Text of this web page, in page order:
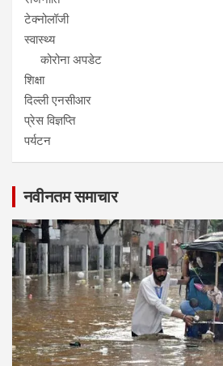
टेक्नोलॉजी
स्वास्थ्य
कोरोना अपडेट
शिक्षा
दिल्ली एनसीआर
प्रेस विज्ञप्ति
पर्यटन
नवीनतम समाचार